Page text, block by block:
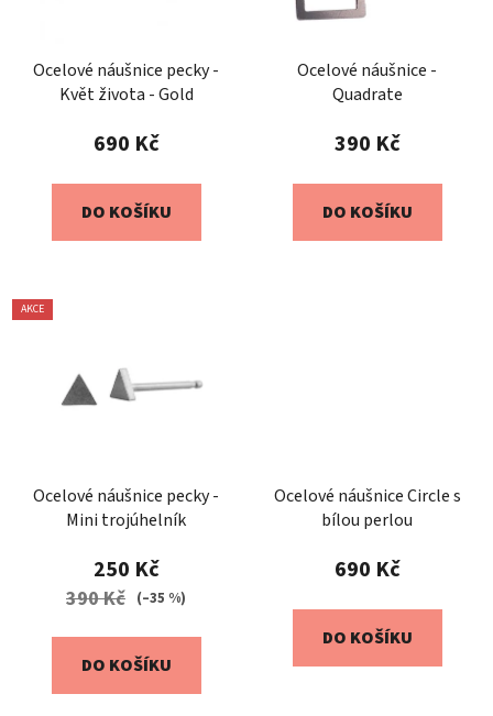
Ocelové náušnice pecky -
Květ života - Gold
690 Kč
DO KOŠÍKU
Ocelové náušnice -
Quadrate
390 Kč
DO KOŠÍKU
AKCE
Ocelové náušnice pecky -
Mini trojúhelník
250 Kč
390 Kč (–35 %)
DO KOŠÍKU
Ocelové náušnice Circle s
bílou perlou
690 Kč
DO KOŠÍKU